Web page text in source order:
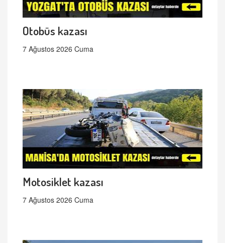
Otobüs kazası
7 Ağustos 2026 Cuma
Motosiklet kazası
7 Ağustos 2026 Cuma